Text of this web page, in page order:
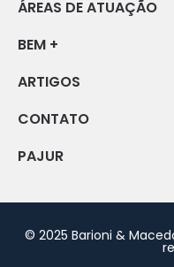
ÁREAS DE ATUAÇÃO
BEM +
ARTIGOS
CONTATO
PAJUR
© 2025 Barioni &